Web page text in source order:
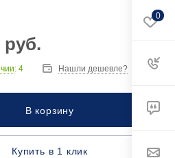
руб.
: 4 Нашли дешевле?
В корзину
Купить в 1 клик
0